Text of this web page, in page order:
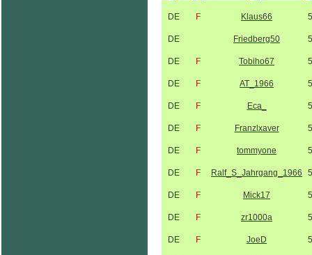
DE F Klaus66
DE Friedberg50
DE F Tobiho67
DE F AT_1966
DE F Eca_
DE F Franzlxaver
DE F tommyone
DE F Ralf_S_Jahrgang_1966
DE F Mick17
DE F zr1000a
DE F JoeD